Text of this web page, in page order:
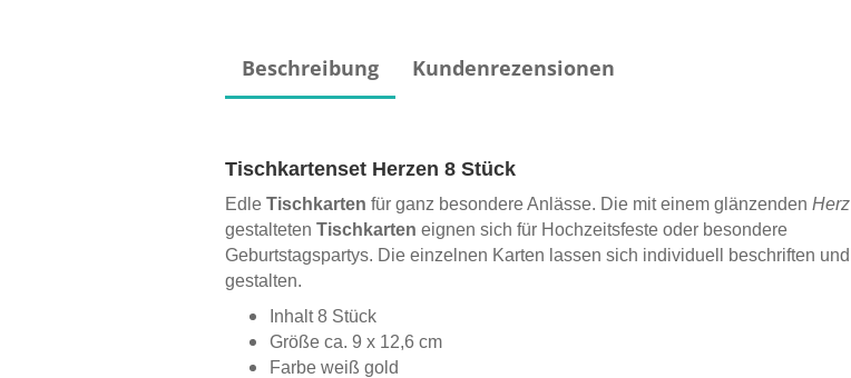
Beschreibung Kundenrezensionen
Tischkartenset Herzen 8 Stück
Edle Tischkarten für ganz besondere Anlässe. Die mit einem glänzenden Herz
gestalteten Tischkarten eignen sich für Hochzeitsfeste oder besondere
Geburtstagspartys. Die einzelnen Karten lassen sich individuell beschriften und
gestalten.
Inhalt 8 Stück
Größe ca. 9 x 12,6 cm
Farbe weiß gold